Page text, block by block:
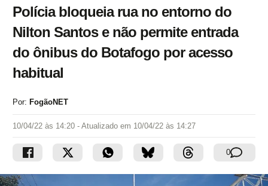
Polícia bloqueia rua no entorno do
Nilton Santos e não permite entrada
do ônibus do Botafogo por acesso
habitual
Por: FogãoNET
10/04/22 às 14:20 - Atualizado em 10/04/22 às 14:27
0